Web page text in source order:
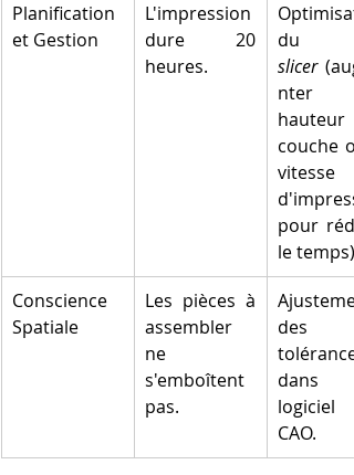
Planification
et Gestion
L'impression
dure 20
heures.
slicer
nter
hauteur
couche
vitesse
pour
le temps).
Conscience
Spatiale
Les pièces à
assembler
ne
s'emboîtent
pas.
des
tolérances
dans
logiciel
CAO.